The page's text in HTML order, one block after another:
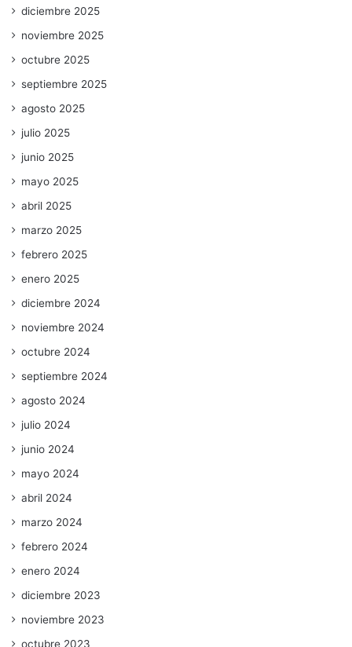
diciembre 2025
noviembre 2025
octubre 2025
septiembre 2025
agosto 2025
julio 2025
junio 2025
mayo 2025
abril 2025
marzo 2025
febrero 2025
enero 2025
diciembre 2024
noviembre 2024
octubre 2024
septiembre 2024
agosto 2024
julio 2024
junio 2024
mayo 2024
abril 2024
marzo 2024
febrero 2024
enero 2024
diciembre 2023
noviembre 2023
octubre 2023